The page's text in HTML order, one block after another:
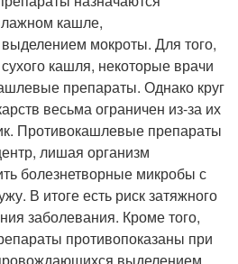
кашле,
мокроты. Для того,
кашля, некоторые врачи
препараты. Однако круг
весьма ограничен из-за их
Противокашлевые препараты
лишая организм
болезнетворные микробы с
В итоге есть риск затяжного
заболевания. Кроме того,
противопоказаны при